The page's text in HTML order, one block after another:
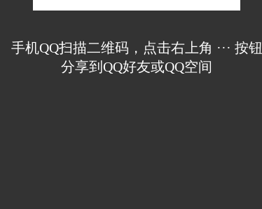
手机QQ扫描二维码，点击右上角 ··· 按钮
分享到QQ好友或QQ空间